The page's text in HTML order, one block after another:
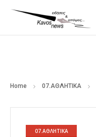
Home 07.ΑΘΛΗΤΙΚΑ
07.ΑΘΛΗΤΙΚΑ